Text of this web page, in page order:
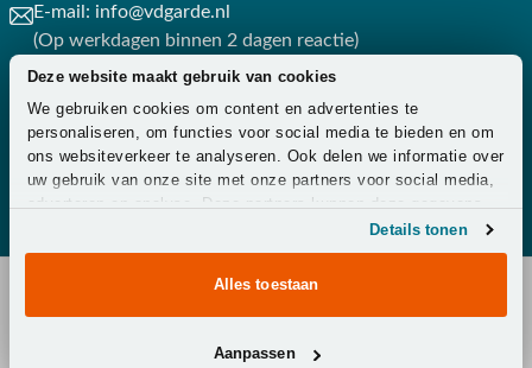
Deze website maakt gebruik van cookies
We gebruiken cookies om content en advertenties te
personaliseren, om functies voor social media te bieden en om
ons websiteverkeer te analyseren. Ook delen we informatie over
uw gebruik van onze site met onze partners voor social media,
adverteren en analyse. Deze partners kunnen deze gegevens
combineren met andere informatie die u aan ze heeft verstrekt
of die ze hebben verzameld op basis van uw gebruik van hun
Details tonen
Alles toestaan
Aanpassen
E-mail: info@vdgarde.nl
(Op werkdagen binnen 2 dagen reactie)
Whatsapp: 0488441220
(Op werkdagen binnen 3 uur reactie)
Contact
Copyright © 2026 - Van der Garde Tuinmeubelen -